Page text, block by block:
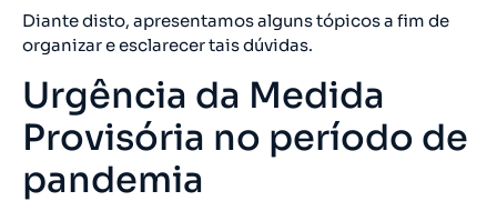
Diante disto, apresentamos alguns tópicos a fim de
organizar e esclarecer tais dúvidas.
Urgência da Medida
Provisória no período de
pandemia